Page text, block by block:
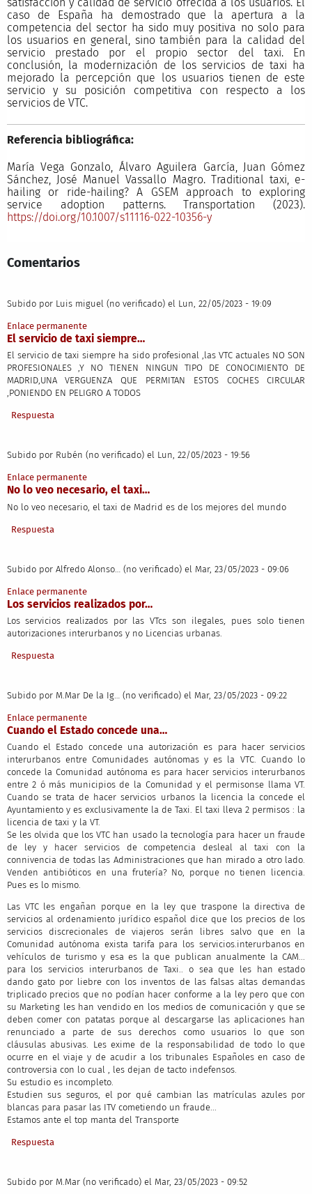
caso de España ha demostrado que la apertura a la
competencia del sector ha sido muy positiva no solo para
los usuarios en general, sino también para la calidad del
servicio prestado por el propio sector del taxi. En
conclusión, la modernización de los servicios de taxi ha
mejorado la percepción que los usuarios tienen de este
servicio y su posición competitiva con respecto a los
servicios de VTC.
Referencia bibliográfica:
María Vega Gonzalo, Álvaro Aguilera García, Juan Gómez
Sánchez, José Manuel Vassallo Magro. Traditional taxi, e-
hailing or ride-hailing? A GSEM approach to exploring
service adoption patterns. Transportation (2023).
https://doi.org/10.1007/s11116-022-10356-y
Comentarios
Subido por Luis miguel (no verificado) el Lun, 22/05/2023 - 19:09
Enlace permanente
El servicio de taxi siempre…
El servicio de taxi siempre ha sido profesional ,las VTC actuales NO SON
PROFESIONALES ,Y NO TIENEN NINGUN TIPO DE CONOCIMIENTO DE
MADRID,UNA VERGUENZA QUE PERMITAN ESTOS COCHES CIRCULAR
,PONIENDO EN PELIGRO A TODOS
Respuesta
Subido por Rubén (no verificado) el Lun, 22/05/2023 - 19:56
Enlace permanente
No lo veo necesario, el taxi…
No lo veo necesario, el taxi de Madrid es de los mejores del mundo
Respuesta
Subido por Alfredo Alonso… (no verificado) el Mar, 23/05/2023 - 09:06
Enlace permanente
Los servicios realizados por…
Los servicios realizados por las VTcs son ilegales, pues solo tienen
autorizaciones interurbanos y no Licencias urbanas.
Respuesta
Subido por M.Mar De la Ig… (no verificado) el Mar, 23/05/2023 - 09:22
Enlace permanente
Cuando el Estado concede una…
Cuando el Estado concede una autorización es para hacer servicios
interurbanos entre Comunidades autónomas y es la VTC. Cuando lo
concede la Comunidad autónoma es para hacer servicios interurbanos
entre 2 ó más municipios de la Comunidad y el permisonse llama VT.
Cuando se trata de hacer servicios urbanos la licencia la concede el
Ayuntamiento y es exclusivamente la de Taxi. El taxi lleva 2 permisos : la
licencia de taxi y la VT.
Se les olvida que los VTC han usado la tecnología para hacer un fraude
de ley y hacer servicios de competencia desleal al taxi con la
connivencia de todas las Administraciones que han mirado a otro lado.
Venden antibióticos en una frutería? No, porque no tienen licencia.
Pues es lo mismo.
Las VTC les engañan porque en la ley que traspone la directiva de
servicios al ordenamiento jurídico español dice que los precios de los
servicios discrecionales de viajeros serán libres salvo que en la
Comunidad autónoma exista tarifa para los servicios.interurbanos en
vehículos de turismo y esa es la que publican anualmente la CAM...
para los servicios interurbanos de Taxi.. o sea que les han estado
dando gato por liebre con los inventos de las falsas altas demandas
triplicado precios que no podían hacer conforme a la ley pero que con
su Marketing les han vendido en los medios de comunicación y que se
deben comer con patatas porque al descargarse las aplicaciones han
renunciado a parte de sus derechos como usuarios lo que son
cláusulas abusivas. Les exime de la responsabilidad de todo lo que
ocurre en el viaje y de acudir a los tribunales Españoles en caso de
controversia con lo cual , les dejan de tacto indefensos.
Su estudio es incompleto.
Estudien sus seguros, el por qué cambian las matrículas azules por
blancas para pasar las ITV cometiendo un fraude...
Estamos ante el top manta del Transporte
Respuesta
Subido por M.Mar (no verificado) el Mar, 23/05/2023 - 09:52